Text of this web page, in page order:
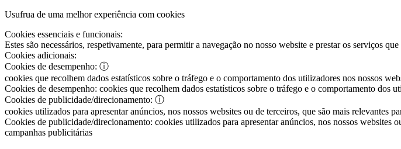
Usufrua de uma melhor experiência com cookies
Cookies essenciais e funcionais:
Estes são necessários, respetivamente, para permitir a navegação no nosso website e prestar os serviços
Cookies adicionais:
Cookies de desempenho: ⓘ
cookies que recolhem dados estatísticos sobre o tráfego e o comportamento dos utilizadores nos nossos
Cookies de desempenho: cookies que recolhem dados estatísticos sobre o tráfego e o comportamento dos
Cookies de publicidade/direcionamento: ⓘ
cookies utilizados para apresentar anúncios, nos nossos websites ou de terceiros, que são mais relevantes
Cookies de publicidade/direcionamento: cookies utilizados para apresentar anúncios, nos nossos websites
campanhas publicitárias